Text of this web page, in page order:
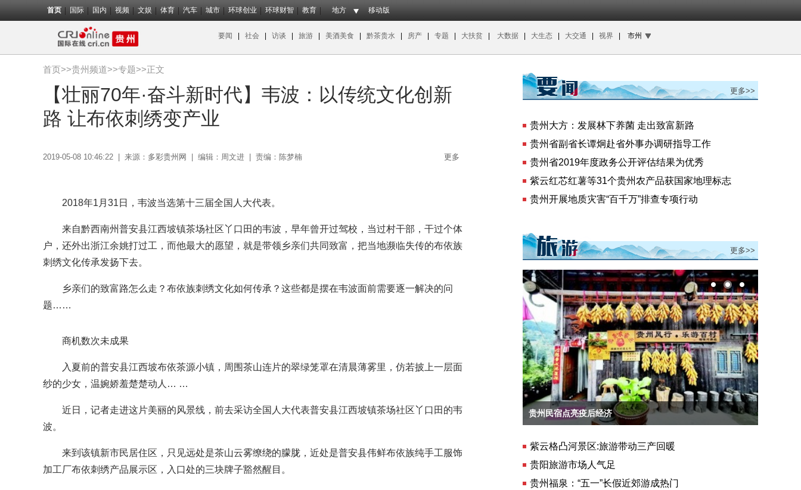
首页 国际 国内 视频 文娱 体育 汽车 城市 环球创业 环球财智 教育 地方 移动版
要闻 社会 访谈 旅游 美酒美食 黔茶贵水 房产 专题 大扶贫 大数据 大生态 大交通 视界 市州
首页>>贵州频道>>专题>>正文
【壮丽70年·奋斗新时代】韦波：以传统文化创新
路 让布依刺绣变产业
2019-05-08 10:46:22 来源： 多彩贵州网 编辑：周文进 责编：陈梦楠 更多
2018年1月31日，韦波当选第十三届全国人大代表。
来自黔西南州普安县江西坡镇茶场社区丫口田的韦波，早年曾开过驾校，当过村干部，干过个体
户，还外出浙江余姚打过工，而他最大的愿望，就是带领乡亲们共同致富，把当地濒临失传的布依族
刺绣文化传承发扬下去。
乡亲们的致富路怎么走？布依族刺绣文化如何传承？这些都是摆在韦波面前需要逐一解决的问
题……
商机数次未成果
入夏前的普安县江西坡布依茶源小镇，周围茶山连片的翠绿笼罩在清晨薄雾里，仿若披上一层面
纱的少女，温婉娇羞楚楚动人… …
近日，记者走进这片美丽的风景线，前去采访全国人大代表普安县江西坡镇茶场社区丫口田的韦
波。
来到该镇新市民居住区，只见远处是茶山云雾缭绕的朦胧，近处是普安县伟鲜布依族纯手工服饰
加工厂布依刺绣产品展示区，入口处的三块牌子豁然醒目。
更多>>
贵州大方：发展林下养菌 走出致富新路
贵州省副省长谭炯赴省外事办调研指导工作
贵州省2019年度政务公开评估结果为优秀
紫云红芯红薯等31个贵州农产品获国家地理标志
贵州开展地质灾害“百千万”排查专项行动
更多>>
贵州民宿点亮疫后经济 贵州贵阳天河潭景区“五一”景色美 紫云格凸河：景区升级盛装迎客
紫云格凸河景区:旅游带动三产回暖
贵阳旅游市场人气足
贵州福泉：“五一”长假近郊游成热门